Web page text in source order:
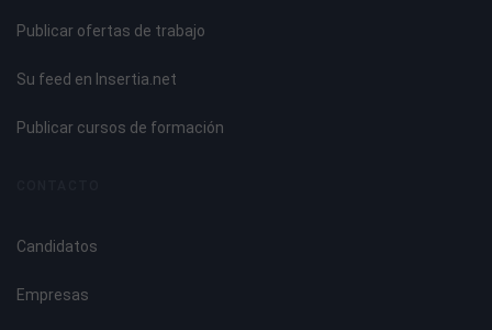
Publicar ofertas de trabajo
Su feed en Insertia.net
Publicar cursos de formación
Candidatos
Empresas